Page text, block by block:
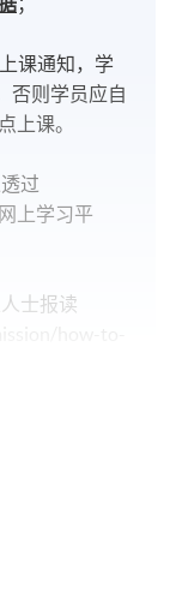
课通知，学
否则学员应自
上课。
过
上学习平
士报读
正本，方可